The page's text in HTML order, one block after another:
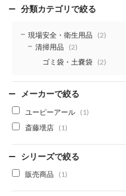
分類カテゴリで絞る
現場安全・衛生用品 (2)
清掃用品 (2)
ゴミ袋・土嚢袋 (2)
メーカーで絞る
ユーピーアール (1)
斎藤壜店 (1)
シリーズで絞る
販売商品 (1)